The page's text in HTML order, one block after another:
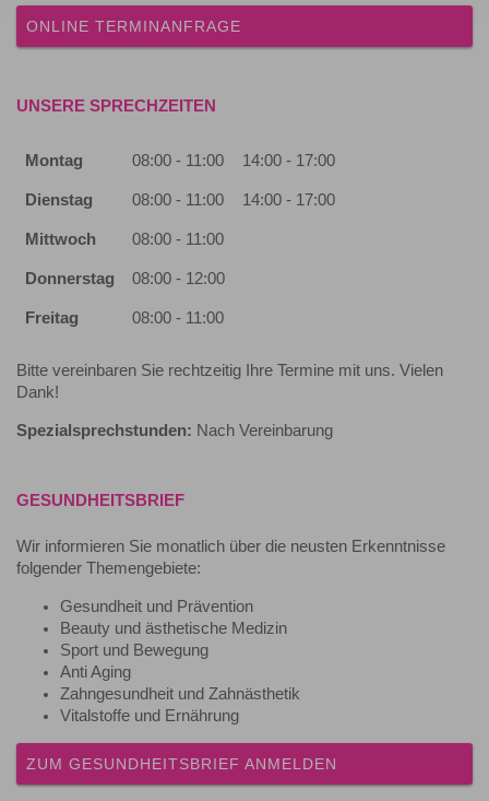
ONLINE TERMINANFRAGE
UNSERE SPRECHZEITEN
Montag 08:00 - 11:00 14:00 - 17:00
Dienstag 08:00 - 11:00 14:00 - 17:00
Mittwoch 08:00 - 11:00
Donnerstag 08:00 - 12:00
Freitag 08:00 - 11:00
Bitte vereinbaren Sie rechtzeitig Ihre Termine mit uns. Vielen
Dank!
Spezialsprechstunden: Nach Vereinbarung
GESUNDHEITSBRIEF
Wir informieren Sie monatlich über die neusten Erkenntnisse
folgender Themengebiete:
Gesundheit und Prävention
Beauty und ästhetische Medizin
Sport und Bewegung
Anti Aging
Zahngesundheit und Zahnästhetik
Vitalstoffe und Ernährung
ZUM GESUNDHEITSBRIEF ANMELDEN